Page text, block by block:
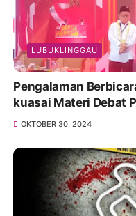
LUBUKLINGGAU
Pengalaman
kuasai Materi Debat
OKTOBER 30, 2024